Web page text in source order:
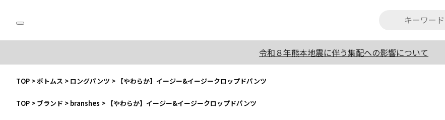
令和８年熊本地震に伴う集配への影響について
TOP >ボトムス > ロングパンツ > 【やわらか】イージー&イージークロップドパンツ
TOP > ブランド > branshes > 【やわらか】イージー&イージークロップドパンツ